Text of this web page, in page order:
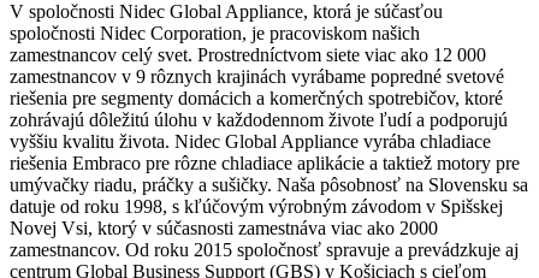
V spoločnosti Nidec Global Appliance, ktorá je súčasťou
spoločnosti Nidec Corporation, je pracoviskom našich
zamestnancov celý svet. Prostredníctvom siete viac ako 12 000
zamestnancov v 9 rôznych krajinách vyrábame popredné svetové
riešenia pre segmenty domácich a komerčných spotrebičov, ktoré
zohrávajú dôležitú úlohu v každodennom živote ľudí a podporujú
vyššiu kvalitu života. Nidec Global Appliance vyrába chladiace
riešenia Embraco pre rôzne chladiace aplikácie a taktiež motory pre
umývačky riadu, práčky a sušičky. Naša pôsobnosť na Slovensku sa
datuje od roku 1998, s kľúčovým výrobným závodom v Spišskej
Novej Vsi, ktorý v súčasnosti zamestnáva viac ako 2000
zamestnancov. Od roku 2015 spoločnosť spravuje a prevádzkuje aj
centrum Global Business Support (GBS) v Košiciach s cieľom